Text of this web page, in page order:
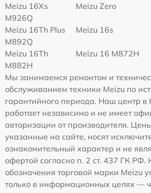
Meizu 16Xs
M926Q
Meizu Zero
Meizu 16Th Plus
M892Q
Meizu 16s
Meizu 16Th
M882H
Meizu 16 M872H
Мы занимаемся ремонтом и
обслуживанием техники Meizu по
гарантийного периода. Наш центр в
работает независимо и не имеет
авторизации от производителя.
указанные на сайте, носят
ознакомительный характер и не
офертой согласно п. 2 ст. 437 ГК РФ.
обозначения торговой марки Meizu
только в информационных целях —